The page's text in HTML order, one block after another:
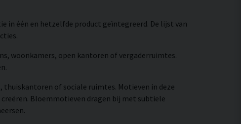
in één en hetzelfde product geïntegreerd. De lijst van
woonkamers, open kantoren of vergaderruimtes.
thuiskantoren of sociale ruimtes. Motieven in deze
Bloemmotieven dragen bij met subtiele